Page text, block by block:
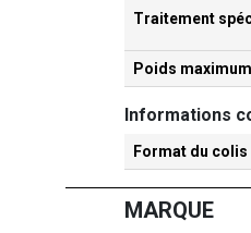
Traitement
Poids maximum
Informations
Format du colis
MARQUE